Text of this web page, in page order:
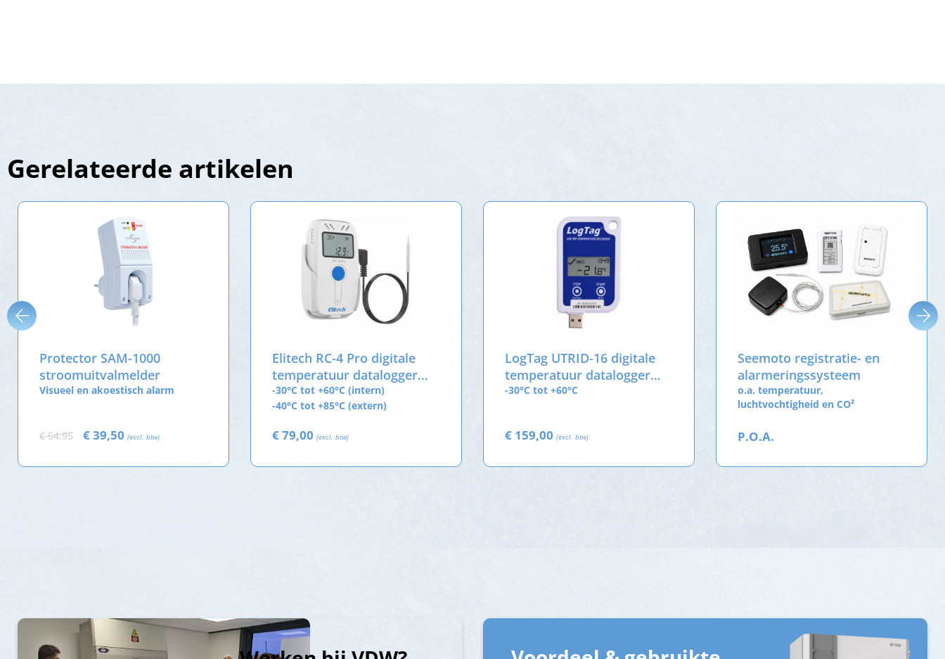
Gerelateerde artikelen
Protector SAM-1000
stroomuitvalmelder
Visueel en akoestisch alarm
€ 54,95 € 39,50 (excl. btw)
Elitech RC-4 Pro digitale
temperatuur datalogger
met externe sensor
-30°C tot +60°C (intern)
-40°C tot +85°C (extern)
€ 79,00 (excl. btw)
LogTag UTRID-16 digitale
temperatuur datalogger
met USB-aansluiting
-30°C tot +60°C
€ 159,00 (excl. btw)
Seemoto registratie- en
alarmeringssysteem
o.a. temperatuur,
luchtvochtigheid en CO²
P.O.A.